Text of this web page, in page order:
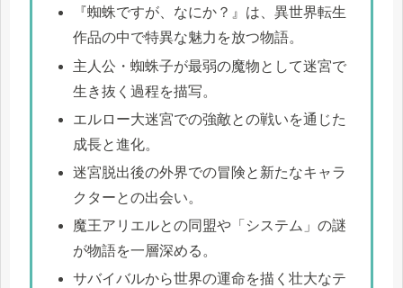
『蜘蛛ですが、なにか？』は、異世界転生
作品の中で特異な魅力を放つ物語。
主人公・蜘蛛子が最弱の魔物として迷宮で
生き抜く過程を描写。
エルロー大迷宮での強敵との戦いを通じた
成長と進化。
迷宮脱出後の外界での冒険と新たなキャラ
クターとの出会い。
魔王アリエルとの同盟や「システム」の謎
が物語を一層深める。
サバイバルから世界の運命を描く壮大なテ